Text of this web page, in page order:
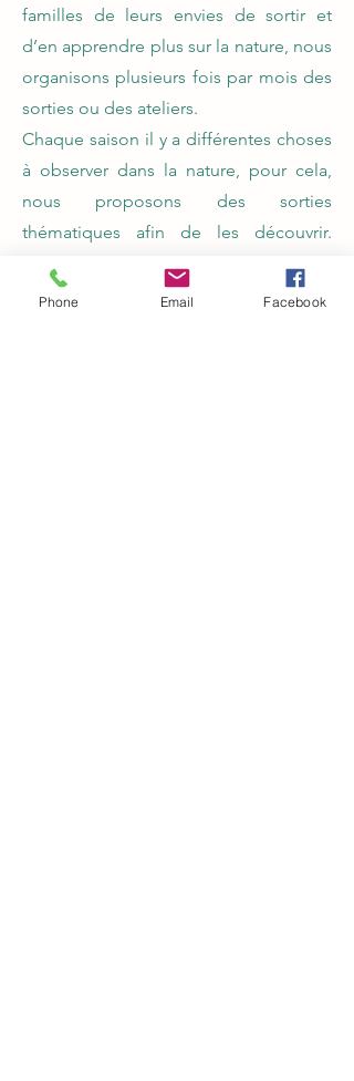
familles de leurs envies de sortir et
d’en apprendre plus sur la nature, nous
organisons plusieurs fois par mois des
sorties ou des ateliers.
Chaque saison il y a différentes choses
à observer dans la nature, pour cela,
nous proposons des sorties
thématiques afin de les découvrir.
Nous diffusons un programme par
semestre avec les sorties prévues et
Phone Email Facebook